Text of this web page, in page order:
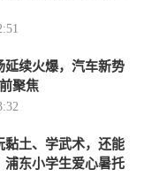
延续火爆，汽车新势
聚焦
黏土、学武术，还能
浦东小学生爱心暑托